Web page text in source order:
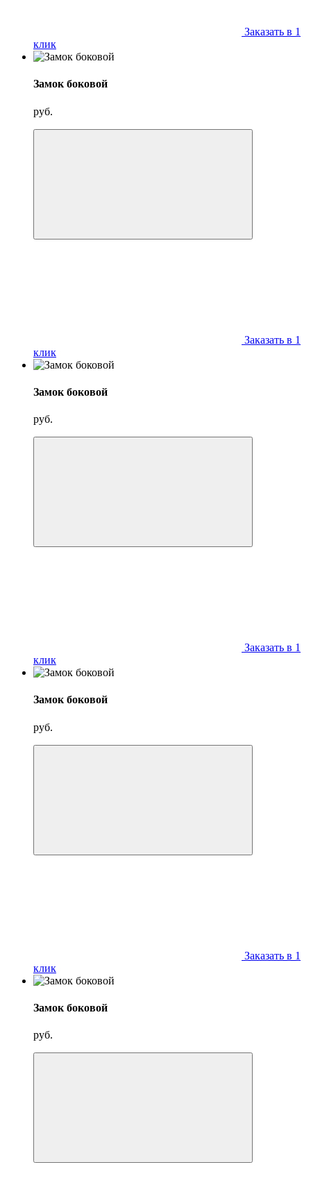
Заказать в 1
клик
Замок боковой
руб.
Заказать в 1
клик
Замок боковой
руб.
Заказать в 1
клик
Замок боковой
руб.
Заказать в 1
клик
Замок боковой
руб.